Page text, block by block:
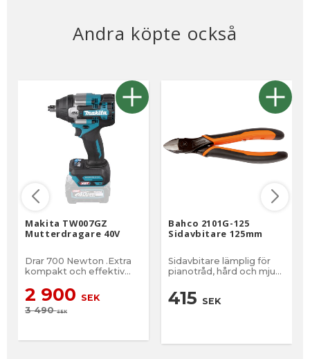
Andra köpte också
Makita TW007GZ
Mutterdragare 40V
Drar 700 Newton .Extra
kompakt och effektiv
effektinställningar
2 900 SEK
3 490SEK
Bahco 2101G-125
Sidavbitare 125mm
Sidavbitare lämplig för
pianotråd, hård och mjuk
415 SEK